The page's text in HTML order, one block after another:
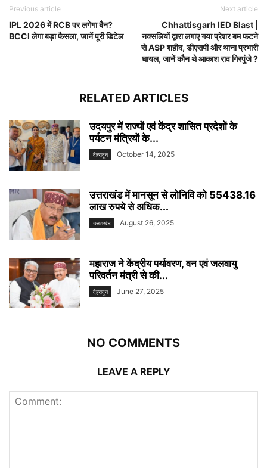
Previous article
IPL 2026 में RCB पर लगेगा बैन?
BCCI लेगा बड़ा फैसला, जानें पूरी डिटेल
Next article
Chhattisgarh IED Blast |
नक्सलियों द्वारा लगाए गया प्रेशर बम फटने
से ASP शहीद, डीएसपी और थाना प्रभारी
घायल, जानें कौन थे आकाश राव गिरपुंजे ?
RELATED ARTICLES
उदयपुर में राज्यों एवं केंद्र शासित प्रदेशों के
पर्यटन मंत्रियों के...
देहरादून October 14, 2025
उत्तराखंड में मानसून से लोनिवि को 55438.16
लाख रुपये से अधिक...
उत्तराखंड August 26, 2025
महाराज ने केंद्रीय पर्यावरण, वन एवं जलवायु
परिवर्तन मंत्री से की...
देहरादून June 27, 2025
NO COMMENTS
LEAVE A REPLY